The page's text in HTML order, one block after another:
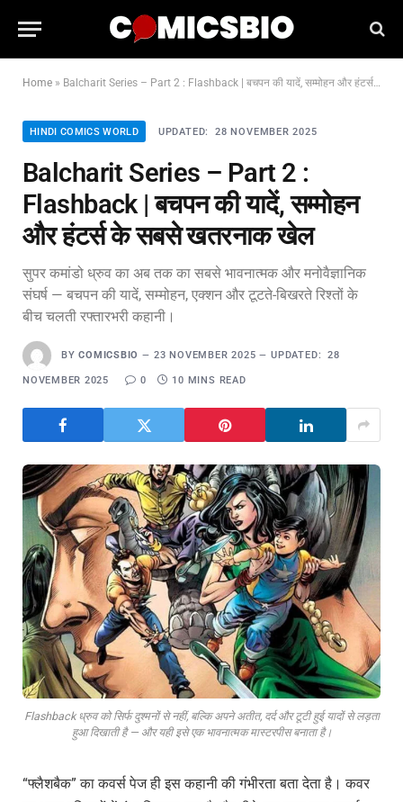
Home » Balcharit Series – Part 2 : Flashback | बचपन की यादें, सम्मोहन और हंटर्स के सबसे खतरनाक खेल
HINDI COMICS WORLD UPDATED: 28 NOVEMBER 2025
Balcharit Series – Part 2 :
Flashback | बचपन की यादें, सम्मोहन
और हंटर्स के सबसे खतरनाक खेल
सुपर कमांडो ध्रुव का अब तक का सबसे भावनात्मक और मनोवैज्ञानिक
संघर्ष — बचपन की यादें, सम्मोहन, एक्शन और टूटते-बिखरते रिश्तों के
बीच चलती रफ्तारभरी कहानी।
BY COMICSBIO 23 NOVEMBER 2025 UPDATED: 28
NOVEMBER 2025 0 10 MINS READ
Flashback ध्रुव को सिर्फ दुश्मनों से नहीं, बल्कि अपने अतीत, दर्द और टूटी हुई यादों से लड़ता
हुआ दिखाती है — और यही इसे एक भावनात्मक मास्टरपीस बनाता है।
“फ्लैशबैक” का कवर्स पेज ही इस कहानी की गंभीरता बता देता है। कवर